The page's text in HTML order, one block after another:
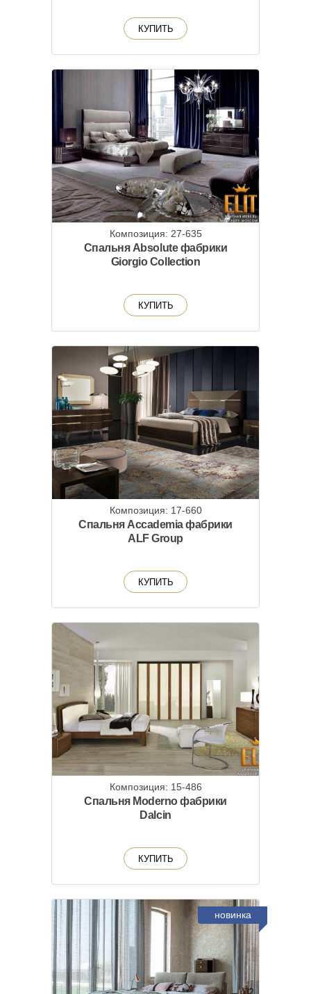
КУПИТЬ
Композиция: 27-635
Спальня Absolute фабрики
Giorgio Collection
КУПИТЬ
Композиция: 17-660
Спальня Accademia фабрики
ALF Group
КУПИТЬ
Композиция: 15-486
Спальня Moderno фабрики
Dalcin
КУПИТЬ
новинка